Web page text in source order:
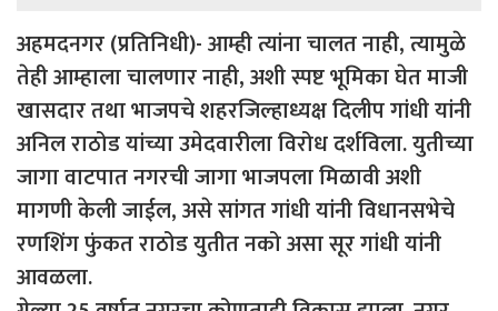
अहमदनगर (प्रतिनिधी)- आम्ही त्यांना चालत नाही, त्यामुळे
तेही आम्हाला चालणार नाही, अशी स्पष्ट भूमिका घेत माजी
खासदार तथा भाजपचे शहरजिल्हाध्यक्ष दिलीप गांधी यांनी
अनिल राठोड यांच्या उमेदवारीला विरोध दर्शविला. युतीच्या
जागा वाटपात नगरची जागा भाजपला मिळावी अशी
मागणी केली जाईल, असे सांगत गांधी यांनी विधानसभेचे
रणशिंग फुंकत राठोड युतीत नको असा सूर गांधी यांनी
आवळला.